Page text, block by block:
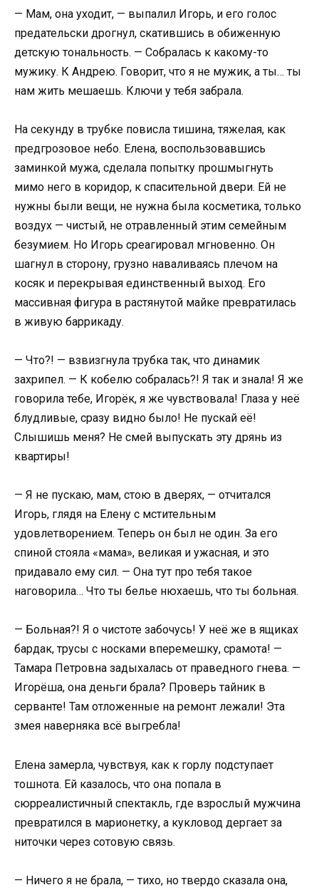
— Мам, она уходит, — выпалил Игорь, и его голос
предательски дрогнул, скатившись в обиженную
детскую тональность. — Собралась к какому-то
мужику. К Андрею. Говорит, что я не мужик, а ты… ты
нам жить мешаешь. Ключи у тебя забрала.
На секунду в трубке повисла тишина, тяжелая, как
предгрозовое небо. Елена, воспользовавшись
заминкой мужа, сделала попытку прошмыгнуть
мимо него в коридор, к спасительной двери. Ей не
нужны были вещи, не нужна была косметика, только
воздух — чистый, не отравленный этим семейным
безумием. Но Игорь среагировал мгновенно. Он
шагнул в сторону, грузно наваливаясь плечом на
косяк и перекрывая единственный выход. Его
массивная фигура в растянутой майке превратилась
в живую баррикаду.
— Что?! — взвизгнула трубка так, что динамик
захрипел. — К кобелю собралась?! Я так и знала! Я же
говорила тебе, Игорёк, я же чувствовала! Глаза у неё
блудливые, сразу видно было! Не пускай её!
Слышишь меня? Не смей выпускать эту дрянь из
квартиры!
— Я не пускаю, мам, стою в дверях, — отчитался
Игорь, глядя на Елену с мстительным
удовлетворением. Теперь он был не один. За его
спиной стояла «мама», великая и ужасная, и это
придавало ему сил. — Она тут про тебя такое
наговорила… Что ты белье нюхаешь, что ты больная.
— Больная?! Я о чистоте забочусь! У неё же в ящиках
бардак, трусы с носками вперемешку, срамота! —
Тамара Петровна задыхалась от праведного гнева. —
Игорёша, она деньги брала? Проверь тайник в
серванте! Там отложенные на ремонт лежали! Эта
змея наверняка всё выгребла!
Елена замерла, чувствуя, как к горлу подступает
тошнота. Ей казалось, что она попала в
сюрреалистичный спектакль, где взрослый мужчина
превратился в марионетку, а кукловод дергает за
ниточки через сотовую связь.
— Ничего я не брала, — тихо, но твердо сказала она,